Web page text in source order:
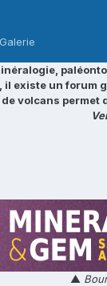
Galerie
existe un forum
volcans
▲